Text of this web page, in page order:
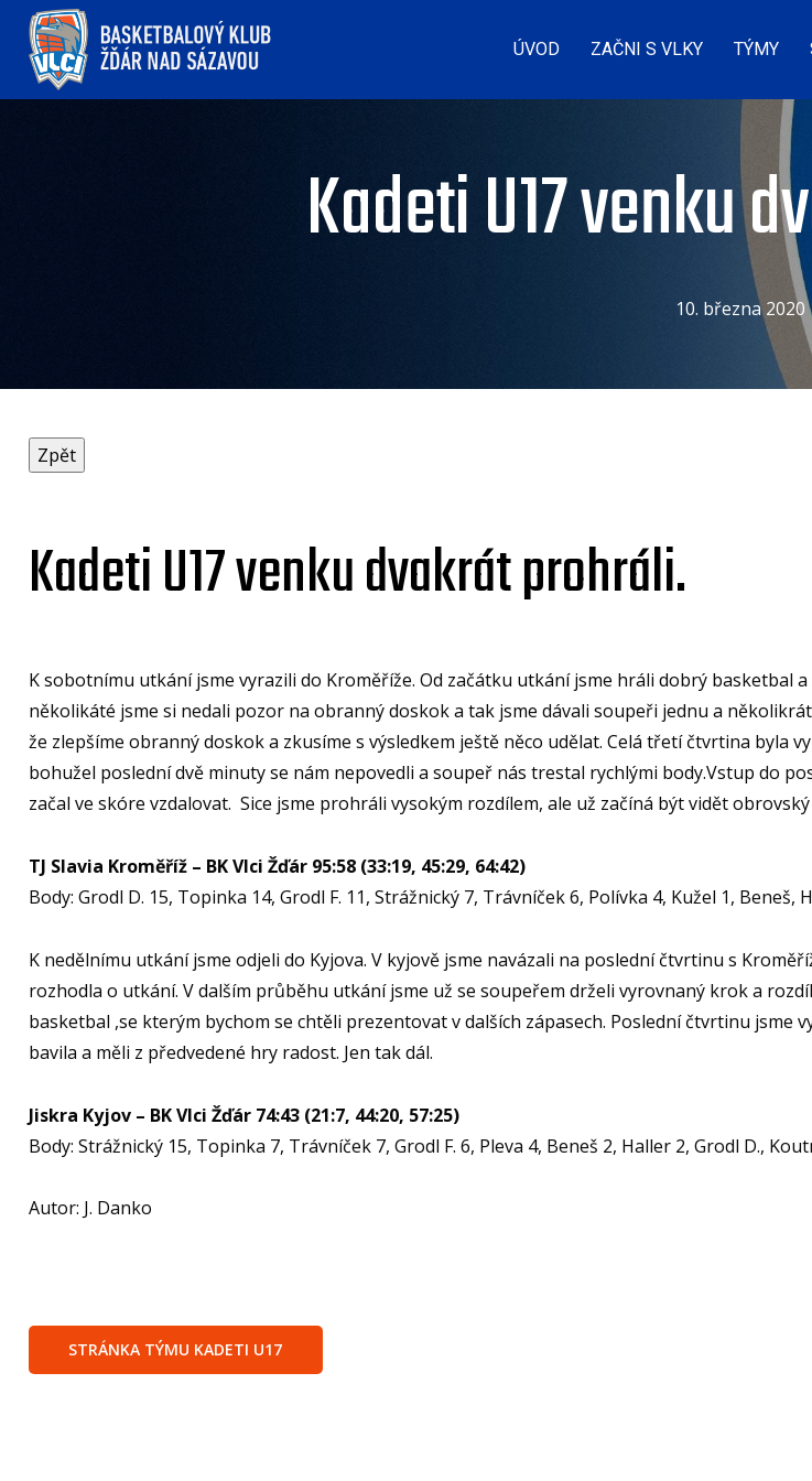
ÚVOD ZAČNI S VLKY TÝMY
Kadeti U17 venku
10. března 2020
Kadeti U17 venku dvakrát prohráli.
K sobotnímu utkání jsme vyrazili do Kroměříže. Od začátku utkání jsme hráli dobrý basketbal
několikáté jsme si nedali pozor na obranný doskok a tak jsme dávali soupeři jednu a
že zlepšíme obranný doskok a zkusíme s výsledkem ještě něco udělat. Celá třetí čtvrtina byla
bohužel poslední dvě minuty se nám nepovedli a soupeř nás trestal rychlými body.Vstup do
začal ve skóre vzdalovat. Sice jsme prohráli vysokým rozdílem, ale už začíná být vidět
TJ Slavia Kroměříž – BK Vlci Žďár 95:58 (33:19, 45:29, 64:42)
Body: Grodl D. 15, Topinka 14, Grodl F. 11, Strážnický 7, Trávníček 6, Polívka 4, Kužel 1, Beneš,
K nedělnímu utkání jsme odjeli do Kyjova. V kyjově jsme navázali na poslední čtvrtinu s
rozhodla o utkání. V dalším průběhu utkání jsme už se soupeřem drželi vyrovnaný krok a
basketbal ,se kterým bychom se chtěli prezentovat v dalších zápasech. Poslední čtvrtinu jsme
bavila a měli z předvedené hry radost. Jen tak dál.
Jiskra Kyjov – BK Vlci Žďár 74:43 (21:7, 44:20, 57:25)
Body: Strážnický 15, Topinka 7, Trávníček 7, Grodl F. 6, Pleva 4, Beneš 2, Haller 2, Grodl D.,
Autor: J. Danko
STRÁNKA TÝMU KADETI U17